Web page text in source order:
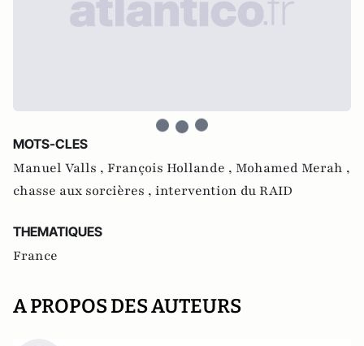
MOTS-CLES
Manuel Valls , François Hollande , Mohamed Merah ,
chasse aux sorcières , intervention du RAID
THEMATIQUES
France
A PROPOS DES AUTEURS